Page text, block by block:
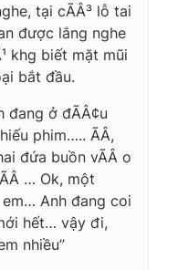
tại cÃÂ³ lỗ tai
được lắng nghe
khg biết mặt mũi
bắt đầu.
đang ở đÃÂ¢u
phim….. ÃÂ,
đứa buồn vÃÂ o
… Ok, một
em… Anh đang coi
hết… vậy đi,
nhiều”